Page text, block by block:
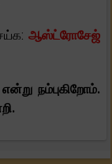
ஆஸ்ட்ரோசேஜ்
நம்புகிறோம்.